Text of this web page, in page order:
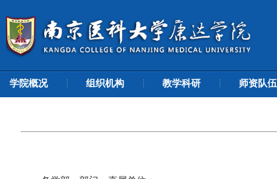
学院概况 组织机构 教学科研 师资队伍